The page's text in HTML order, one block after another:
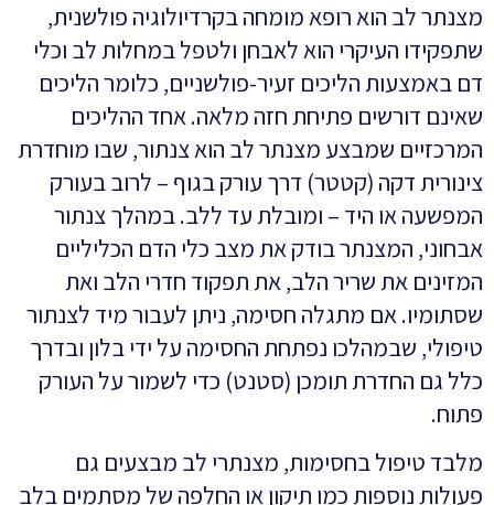
מצנתר לב הוא רופא מומחה בקרדיולוגיה פולשנית,
שתפקידו העיקרי הוא לאבחן ולטפל במחלות לב וכלי
דם באמצעות הליכים זעיר-פולשניים, כלומר הליכים
שאינם דורשים פתיחת חזה מלאה. אחד ההליכים
המרכזיים שמבצע מצנתר לב הוא צנתור, שבו מוחדרת
צינורית דקה (קטטר) דרך עורק בגוף – לרוב בעורק
המפשעה או היד – ומובלת עד ללב. במהלך צנתור
אבחוני, המצנתר בודק את מצב כלי הדם הכליליים
המזינים את שריר הלב, את תפקוד חדרי הלב ואת
שסתומיו. אם מתגלה חסימה, ניתן לעבור מיד לצנתור
טיפולי, שבמהלכו נפתחת החסימה על ידי בלון ובדרך
כלל גם החדרת תומכן (סטנט) כדי לשמור על העורק
פתוח.
מלבד טיפול בחסימות, מצנתרי לב מבצעים גם
פעולות נוספות כמו תיקון או החלפה של מסתמים בלב